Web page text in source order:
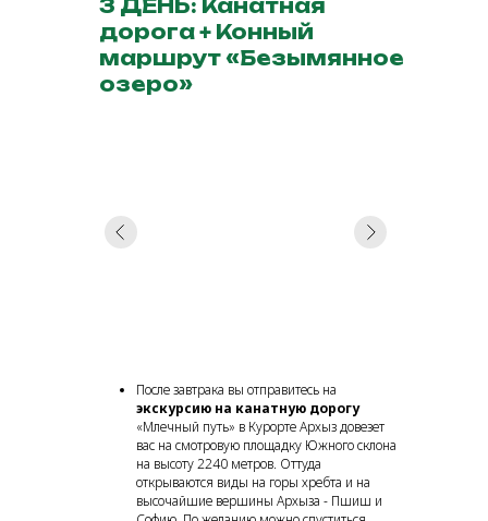
После завтрака вы отправитесь на
экскурсию на канатную дорогу
«Млечный путь» в Курорте Архыз довезет
вас на смотровую площадку Южного склона
на высоту 2240 метров. Оттуда
открываются виды на горы хребта и на
высочайшие вершины Архыза - Пшиш и
3 ДЕНЬ: Канатная
дорога + Конный
маршрут «Безымянное
озеро»